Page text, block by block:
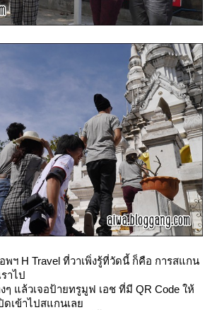
ฯ H Travel ที่วาเพิ่งรู้ที่วัดนี้ ก็คือ การสแกน
าไป
ๆ แล้วเจอป้ายทรูมูฟ เอช ที่มี QR Code ให้
ดเข้าไปสแกนเล